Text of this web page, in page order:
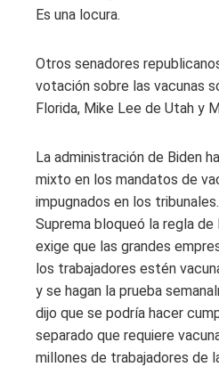
Es una locura.
Otros senadores
votación sobre las vacunas
Florida, Mike Lee de Utah y
La administración de Biden
mixto en los mandatos de
impugnados en los
Suprema bloqueó la regla de
exige que las grandes
los trabajadores estén
y se hagan la prueba
dijo que se podría hacer
separado que requiere
millones de trabajadores de